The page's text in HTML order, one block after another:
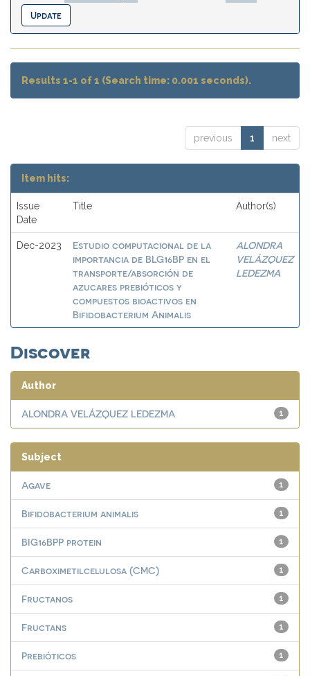
Results 1-1 of 1 (Search time: 0.001 seconds).
previous 1 next
Item hits:
Issue
Date
Title Author(s)
Dec-2023
Estudio computacional de la
importancia de BLG16BP en el
transporte/absorción de
azucares prebióticos y
compuestos bioactivos en
Bifidobacterium Animalis
ALONDRA
VELÁZQUEZ
LEDEZMA
Discover
Author
1
ALONDRA VELÁZQUEZ LEDEZMA
Subject
1
Agave
1
Bifidobacterium animalis
1
BIG16BPP protein
1
Carboximetilcelulosa (CMC)
1
Fructanos
1
Fructans
1
Prebióticos